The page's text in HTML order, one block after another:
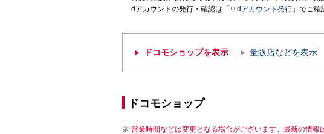
dアカウントの発行・確認は「
dアカウント発行 」でご確
ドコモショップを表示 量販店などを表示
ドコモショップ
営業時間などは変更となる場合がございます。最新の情報